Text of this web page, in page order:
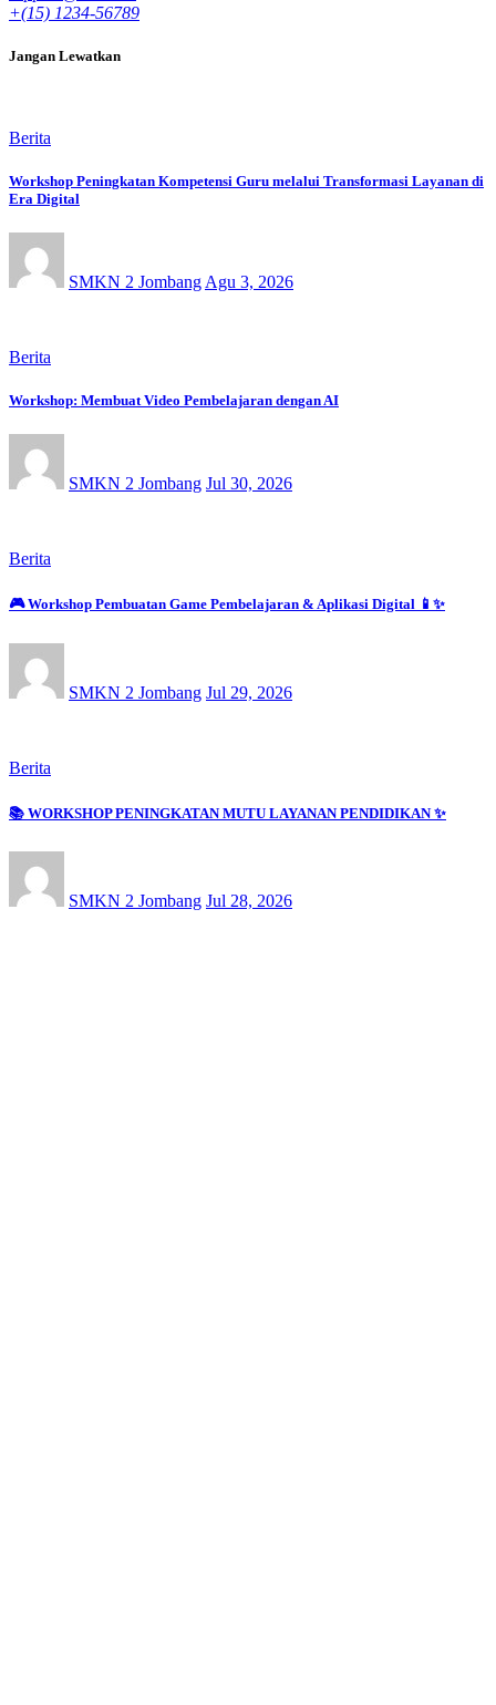
+(15) 1234-56789
Jangan Lewatkan
Berita
Workshop Peningkatan Kompetensi Guru melalui Transformasi Layanan di
Era Digital
SMKN 2 Jombang Agu 3, 2026
Berita
Workshop: Membuat Video Pembelajaran dengan AI
SMKN 2 Jombang Jul 30, 2026
Berita
🎮 Workshop Pembuatan Game Pembelajaran & Aplikasi Digital 📱✨
SMKN 2 Jombang Jul 29, 2026
Berita
📚 WORKSHOP PENINGKATAN MUTU LAYANAN PENDIDIKAN ✨
SMKN 2 Jombang Jul 28, 2026